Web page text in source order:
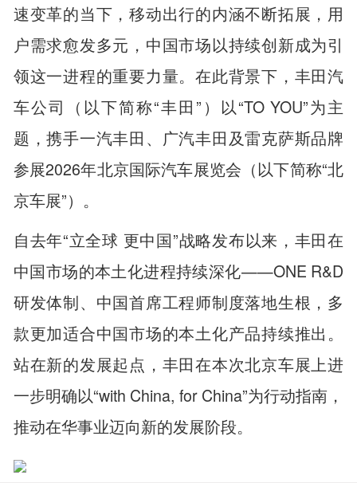
速变革的当下，移动出行的内涵不断拓展，用
户需求愈发多元，中国市场以持续创新成为引
领这一进程的重要力量。在此背景下，丰田汽
车公司（以下简称“丰田”）以“TO YOU”为主
题，携手一汽丰田、广汽丰田及雷克萨斯品牌
参展2026年北京国际汽车展览会（以下简称“北
京车展”）。
自去年“立全球 更中国”战略发布以来，丰田在
中国市场的本土化进程持续深化——ONE R&D
研发体制、中国首席工程师制度落地生根，多
款更加适合中国市场的本土化产品持续推出。
站在新的发展起点，丰田在本次北京车展上进
一步明确以“with China, for China”为行动指南，
推动在华事业迈向新的发展阶段。